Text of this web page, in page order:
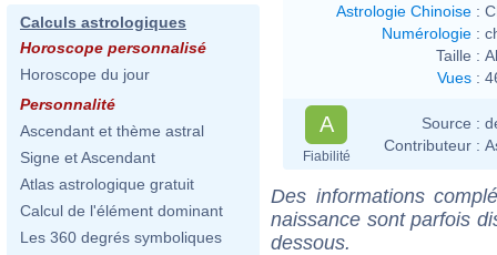
Calculs astrologiques
Horoscope personnalisé
Horoscope du jour
Personnalité
Ascendant et thème astral
Signe et Ascendant
Atlas astrologique gratuit
Calcul de l'élément dominant
Les 360 degrés symboliques
Astrologie Chinoise :
Numérologie :
Taille :
Vues :
A
Fiabilité
Source :
Contributeur :
Des informations
naissance sont parfois
dessous.